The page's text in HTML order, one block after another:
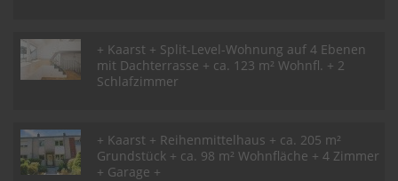
+ Kaarst + Split-Level-Wohnung auf 4 Ebenen
mit Dachterrasse + ca. 123 m² Wohnfl. + 2
Schlafzimmer
+ Kaarst + Reihenmittelhaus + ca. 205 m²
Grundstück + ca. 98 m² Wohnfläche + 4 Zimmer
+ Garage +